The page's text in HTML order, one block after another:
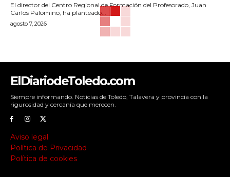
El director del Centro Regional de Formación del Profesorado, Juan
Carlos Palomino, ha planteado...
agosto 7, 2026
ElDiariodeToledo.com
Siempre informando. Noticias de Toledo, Talavera y provincia con la
rigurosidad y cercanía que merecen.
Aviso legal
Política de Privacidad
Política de cookies